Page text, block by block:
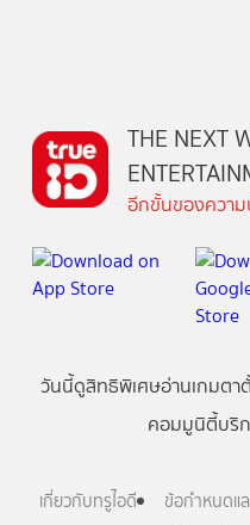
THE NEXT
อีกขั้นของความ
วันนี้ดูสิทธิพิเศษอ่านเกมตา
คอมมูนิตี้บริ
เกี่ยวกับทรูไอดี ข้อกำหนดแล